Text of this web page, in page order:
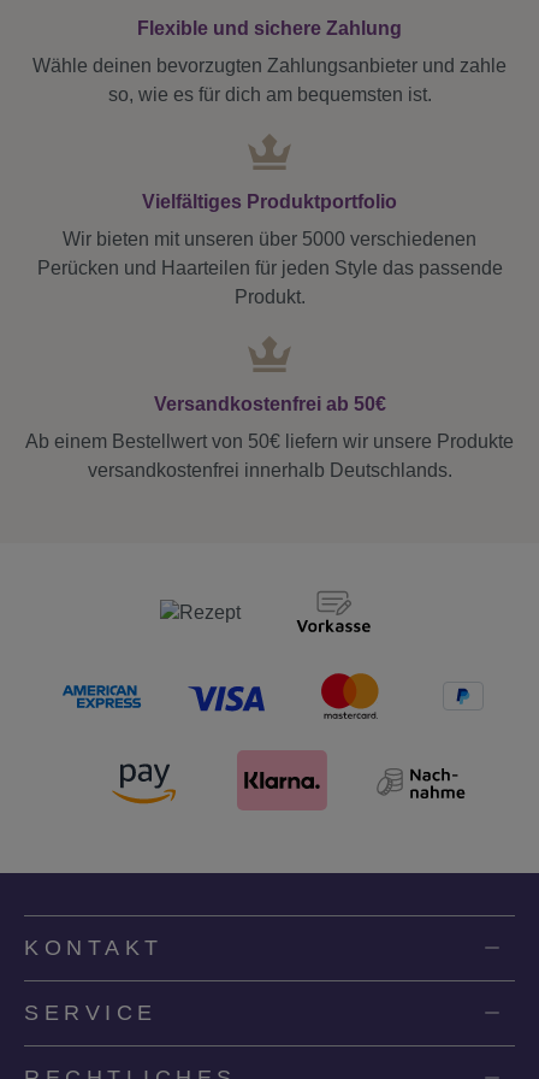
Flexible und sichere Zahlung
Wähle deinen bevorzugten Zahlungsanbieter und zahle
so, wie es für dich am bequemsten ist.
Vielfältiges Produktportfolio
Wir bieten mit unseren über 5000 verschiedenen
Perücken und Haarteilen für jeden Style das passende
Produkt.
Versandkostenfrei ab 50€
Ab einem Bestellwert von 50€ liefern wir unsere Produkte
versandkostenfrei innerhalb Deutschlands.
KONTAKT
SERVICE